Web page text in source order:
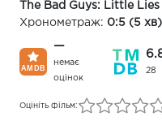
The Bad Guys: Little
Хронометраж: 0:5 (5 хв)
—
немає
оцінок
28
Оцініть фільм: